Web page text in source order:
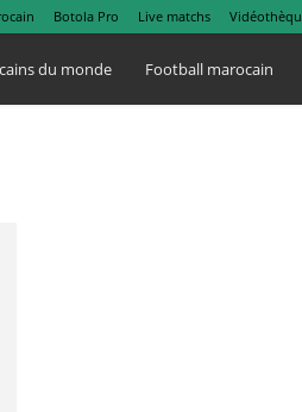
Botola Pro Live matchs
du monde Football marocain